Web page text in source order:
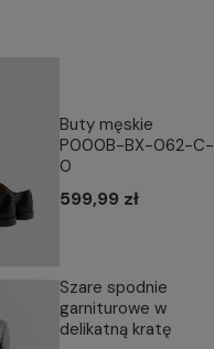
Buty męskie
P000B-BX-062-C-
0
599,99 zł
Szare spodnie
garniturowe w
delikatną kratę